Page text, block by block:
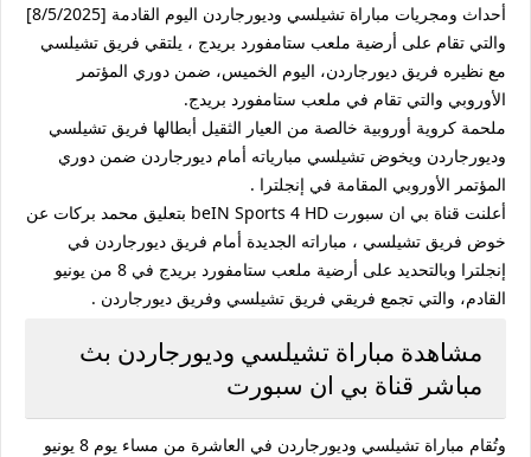
أحداث ومجريات مباراة تشيلسي وديورجاردن اليوم القادمة [8/5/2025]
والتي تقام على أرضية ملعب ستامفورد بريدج ، يلتقي فريق تشيلسي
مع نظيره فريق ديورجاردن، اليوم الخميس، ضمن دوري المؤتمر
الأوروبي والتي تقام في ملعب ستامفورد بريدج.
ملحمة كروية أوروبية خالصة من العيار الثقيل أبطالها فريق تشيلسي
وديورجاردن ويخوض تشيلسي مبارياته أمام ديورجاردن ضمن دوري
المؤتمر الأوروبي المقامة في إنجلترا .
أعلنت قناة بي ان سبورت beIN Sports 4 HD بتعليق محمد بركات عن
خوض فريق تشيلسي ، مباراته الجديدة أمام فريق ديورجاردن في
إنجلترا وبالتحديد على أرضية ملعب ستامفورد بريدج في 8 من يونيو
القادم، والتي تجمع فريقي فريق تشيلسي وفريق ديورجاردن .
مشاهدة مباراة تشيلسي وديورجاردن بث
مباشر قناة بي ان سبورت
وتُقام مباراة تشيلسي وديورجاردن في العاشرة من مساء يوم 8 يونيو